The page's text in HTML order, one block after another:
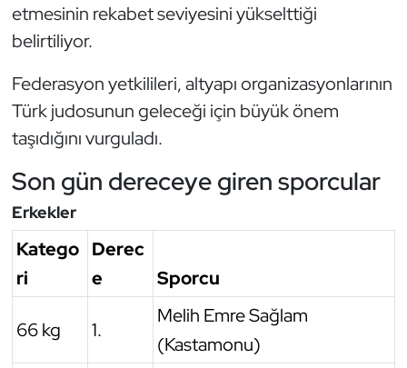
etmesinin rekabet seviyesini yükselttiği
belirtiliyor.
Federasyon yetkilileri, altyapı organizasyonlarının
Türk judosunun geleceği için büyük önem
taşıdığını vurguladı.
Son gün dereceye giren sporcular
Erkekler
Katego
ri
Derec
e
Sporcu
66 kg 1.
Melih Emre Sağlam
(Kastamonu)